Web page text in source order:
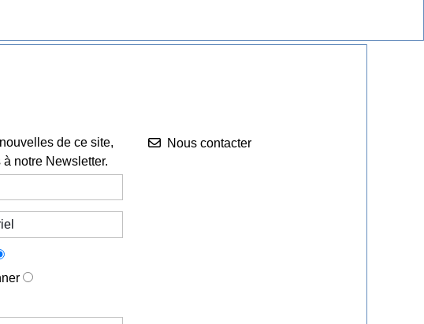
de ce site,
notre Newsletter.
Nous contacter